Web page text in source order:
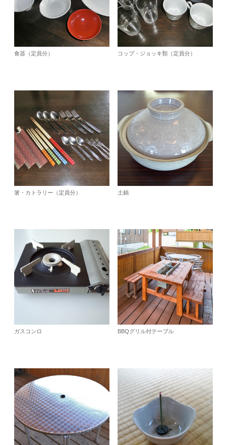
食器（定員分） コップ・ジョッキ類（定員分）
箸・カトラリー（定員分） 土鍋
ガスコンロ BBQグリル付テーブル